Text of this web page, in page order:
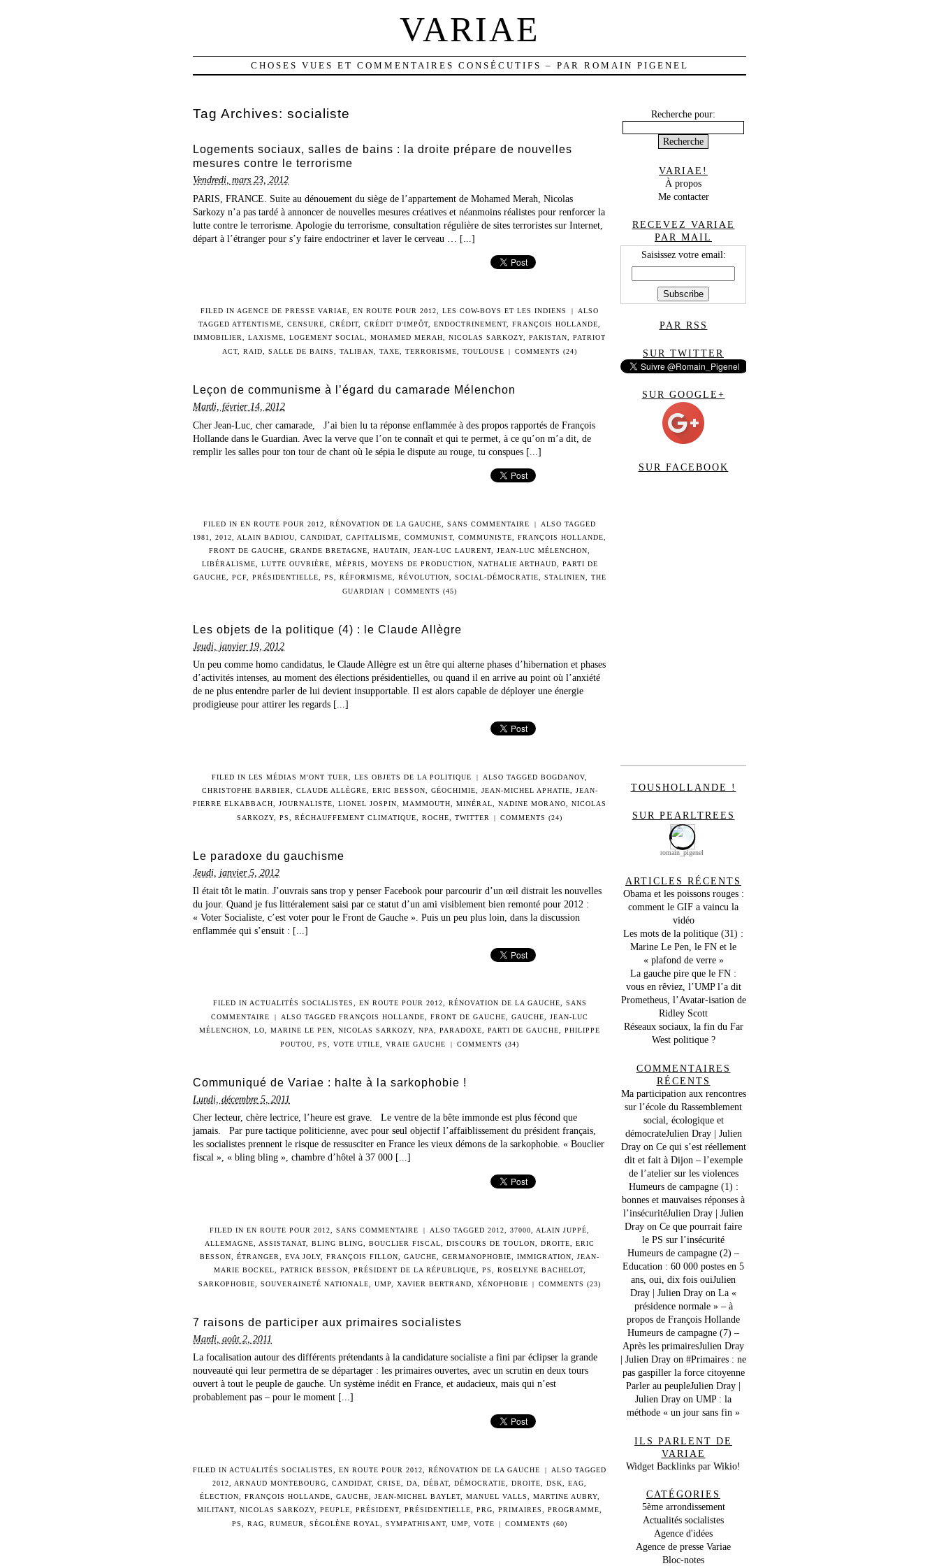
VARIAE
CHOSES VUES ET COMMENTAIRES CONSÉCUTIFS – PAR ROMAIN PIGENEL
Tag Archives: socialiste
Logements sociaux, salles de bains : la droite prépare de nouvelles
mesures contre le terrorisme
Vendredi, mars 23, 2012
PARIS, FRANCE. Suite au dénouement du siège de l’appartement de Mohamed Merah, Nicolas
Sarkozy n’a pas tardé à annoncer de nouvelles mesures créatives et néanmoins réalistes pour renforcer la
lutte contre le terrorisme. Apologie du terrorisme, consultation régulière de sites terroristes sur Internet,
départ à l’étranger pour s’y faire endoctriner et laver le cerveau … [...]
FILED IN AGENCE DE PRESSE VARIAE ,EN ROUTE POUR 2012 ,LES COW-BOYS ET LES INDIENS |
ALSO
TAGGED ATTENTISME CENSURE CRÉDIT CRÉDIT D'IMPÔT ENDOCTRINEMENT FRANÇOIS HOLLANDE
IMMOBILIER
LAXISME LOGEMENT SOCIAL MOHAMED MERAH NICOLAS SARKOZY PAKISTAN
PATRIOT
ACT, RAID SALLE DE BAINS TALIBAN TAXE TERRORISME TOULOUSE | COMMENTS (24)
Leçon de communisme à l’égard du camarade Mélenchon
Mardi, février 14, 2012
Cher Jean-Luc, cher camarade, J’ai bien lu ta réponse enflammée à des propos rapportés de François
Hollande dans le Guardian. Avec la verve que l’on te connaît et qui te permet, à ce qu’on m’a dit, de
remplir les salles pour ton tour de chant où le sépia le dispute au rouge, tu conspues [...]
FILED INEN ROUTE POUR 2012 ,RÉNOVATION DE LA GAUCHE ,SANS COMMENTAIRE |
ALSO TAGGED
1981
2012 ALAIN BADIOU CANDIDAT CAPITALISME COMMUNIST COMMUNISTE FRANÇOIS HOLLANDE
FRONT DE GAUCHE
GRANDE BRETAGNE HAUTAIN JEAN-LUC LAURENT JEAN-LUC MÉLENCHON
LIBÉRALISME
LUTTE OUVRIÈRE MÉPRIS MOYENS DE PRODUCTION NATHALIE ARTHAUD
PARTI DE
GAUCHE
PCF, PRÉSIDENTIELLE PS RÉFORMISME RÉVOLUTION SOCIAL-DÉMOCRATIE STALINIEN
THE
GUARDIAN
| COMMENTS (45)
Les objets de la politique (4) : le Claude Allègre
Jeudi, janvier 19, 2012
Un peu comme homo candidatus, le Claude Allègre est un être qui alterne phases d’hibernation et phases
d’activités intenses, au moment des élections présidentielles, ou quand il en arrive au point où l’anxiété
de ne plus entendre parler de lui devient insupportable. Il est alors capable de déployer une énergie
prodigieuse pour attirer les regards [...]
FILED INLES MÉDIAS M'ONT TUER ,LES OBJETS DE LA POLITIQUE | ALSO TAGGED BOGDANOV,
CHRISTOPHE BARBIER
CLAUDE ALLÈGRE ERIC BESSON GÉOCHIMIE JEAN-MICHEL APHATIE
JEAN-
PIERRE ELKABBACH
JOURNALISTE LIONEL JOSPIN MAMMOUTH MINÉRAL NADINE MORANO
NICOLAS
SARKOZY, PS RÉCHAUFFEMENT CLIMATIQUE ROCHE TWITTER | COMMENTS (24)
Le paradoxe du gauchisme
Jeudi, janvier 5, 2012
Il était tôt le matin. J’ouvrais sans trop y penser Facebook pour parcourir d’un œil distrait les nouvelles
du jour. Quand je fus littéralement saisi par ce statut d’un ami visiblement bien remonté pour 2012 :
« Voter Socialiste, c’est voter pour le Front de Gauche ». Puis un peu plus loin, dans la discussion
enflammée qui s’ensuit : [...]
FILED IN ACTUALITÉS SOCIALISTES EN ROUTE POUR 2012 RÉNOVATION DE LA GAUCHE
SANS
COMMENTAIRE
| ALSO TAGGED FRANÇOIS HOLLANDE FRONT DE GAUCHE GAUCHE
JEAN-LUC
MÉLENCHON
LO MARINE LE PEN NICOLAS SARKOZY NPA PARADOXE PARTI DE GAUCHE
PHILIPPE
POUTOU
,PS ,VOTE UTILE ,VRAIE GAUCHE | COMMENTS (34)
Communiqué de Variae : halte à la sarkophobie !
Lundi, décembre 5, 2011
Cher lecteur, chère lectrice, l’heure est grave. Le ventre de la bête immonde est plus fécond que
jamais. Par pure tactique politicienne, avec pour seul objectif l’affaiblissement du président français,
les socialistes prennent le risque de ressusciter en France les vieux démons de la sarkophobie. « Bouclier
fiscal », « bling bling », chambre d’hôtel à 37 000 [...]
FILED INEN ROUTE POUR 2012 ,SANS COMMENTAIRE | ALSO TAGGED 2012 37000 ALAIN JUPPÉ
ALLEMAGNE
ASSISTANAT BLING BLING BOUCLIER FISCAL DISCOURS DE TOULON DROITE
ERIC
BESSON
ÉTRANGER EVA JOLY FRANÇOIS FILLON GAUCHE GERMANOPHOBIE IMMIGRATION
JEAN-
MARIE BOCKEL
PATRICK BESSON PRÉSIDENT DE LA RÉPUBLIQUE PS ROSELYNE BACHELOT,
SARKOPHOBIE
SOUVERAINETÉ NATIONALE UMP XAVIER BERTRAND XÉNOPHOBIE | COMMENTS (23)
7 raisons de participer aux primaires socialistes
Mardi, août 2, 2011
La focalisation autour des différents prétendants à la candidature socialiste a fini par éclipser la grande
nouveauté qui leur permettra de se départager : les primaires ouvertes, avec un scrutin en deux tours
ouvert à tout le peuple de gauche. Un système inédit en France, et audacieux, mais qui n’est
probablement pas – pour le moment [...]
FILED IN ACTUALITÉS SOCIALISTES ,EN ROUTE POUR 2012 ,RÉNOVATION DE LA GAUCHE |
ALSO TAGGED
2012
ARNAUD MONTEBOURG CANDIDAT CRISE DA DÉBAT DÉMOCRATIE DROITE DSK EAG
ÉLECTION
FRANÇOIS HOLLANDE GAUCHE JEAN-MICHEL BAYLET, MANUEL VALLS MARTINE AUBRY,
MILITANT
NICOLAS SARKOZY PEUPLE PRÉSIDENT PRÉSIDENTIELLE PRG PRIMAIRES PROGRAMME
PS
RAG RUMEUR SÉGOLÈNE ROYAL SYMPATHISANT, UMP VOTE | COMMENTS (60)
Recherche pour:
VARIAE!
À propos
Me contacter
RECEVEZ VARIAE
PAR MAIL
Saisissez votre email:
PAR RSS
SUR TWITTER
SUR GOOGLE+
SUR FACEBOOK
TOUSHOLLANDE !
SUR PEARLTREES
romain_pigenel
ARTICLES RÉCENTS
Obama et les poissons rouges :
comment le GIF a vaincu la
vidéo
Les mots de la politique (31) :
Marine Le Pen, le FN et le
« plafond de verre »
La gauche pire que le FN :
vous en rêviez, l’UMP l’a dit
Prometheus, l’Avatar-isation de
Ridley Scott
Réseaux sociaux, la fin du Far
West politique ?
COMMENTAIRES
RÉCENTS
Ma participation aux rencontres
sur l’école du Rassemblement
social, écologique et
démocrateJulien Dray | Julien
Drayon Ce qui s’est réellement
dit et fait à Dijon – l’exemple
de l’atelier sur les violences
Humeurs de campagne (1) :
bonnes et mauvaises réponses à
l’insécuritéJulien Dray | Julien
Dray on Ce que pourrait faire
le PS sur l’insécurité
Humeurs de campagne (2) –
Education : 60 000 postes en 5
ans, oui, dix fois ouiJulien
Dray | Julien Dray on La «
présidence normale » – à
propos de François Hollande
Humeurs de campagne (7) –
Après les primairesJulien Dray
| Julien Dray on #Primaires : ne
pas gaspiller la force citoyenne
Parler au peupleJulien Dray |
Julien Dray on UMP : la
méthode « un jour sans fin »
ILS PARLENT DE
VARIAE
Widget Backlinks par Wikio!
CATÉGORIES
5ème arrondissement
Actualités socialistes
Agence d'idées
Agence de presse Variae
Bloc-notes